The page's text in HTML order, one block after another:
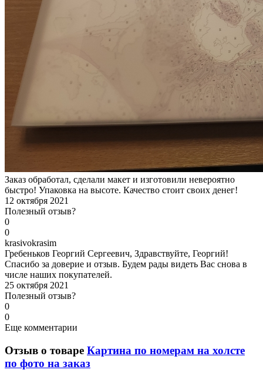
Заказ обработал, сделали макет и изготовили невероятно
быстро! Упаковка на высоте. Качество стоит своих денег!
12 октября 2021
Полезный отзыв?
0
0
krasivokrasim
Гребеньков Георгий Сергеевич, Здравствуйте, Георгий!
Спасибо за доверие и отзыв. Будем рады видеть Вас снова в
числе наших покупателей.
25 октября 2021
Полезный отзыв?
0
0
Еще комментарии
Отзыв о товаре Картина по номерам на холсте
по фото на заказ